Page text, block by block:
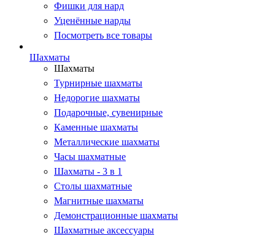
Фишки для нард
Уценённые нарды
Посмотреть все товары
Шахматы
Шахматы
Турнирные шахматы
Недорогие шахматы
Подарочные, сувенирные
Каменные шахматы
Металлические шахматы
Часы шахматные
Шахматы - 3 в 1
Столы шахматные
Магнитные шахматы
Демонстрационные шахматы
Шахматные аксессуары